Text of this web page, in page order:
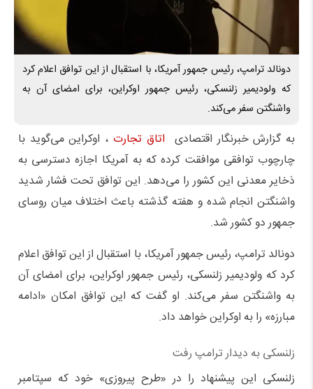
دونالد ترامپ، رئیس جمهور آمریکا، با استقبال از این توافق اعلام کرد
که ولودیمیر زلنسکی،‌ رئیس جمهور اوکراین، برای امضای آن به
واشنگتن سفر می‌کند.
به گزارش خبرنگار اقتصادی اتاق تجارت ، اوکراین می‌گوید با
چارچوب توافقی موافقت کرده که به آمریکا اجازه دسترسی به
ذخایر معدنی این کشور را می‌دهد. این توافق تحت فشار شدید
واشنگتن انجام شده و هفته گذشته باعث اختلاف میان روسای
جمهور دو کشور شد.
دونالد ترامپ، رئیس جمهور آمریکا، با استقبال از این توافق اعلام
کرد که ولودیمیر زلنسکی،‌ رئیس جمهور اوکراین، برای امضای آن
به واشنگتن سفر می‌کند. او گفت که این توافق امکان «ادامه
مبارزه» را به اوکراین خواهد داد.
زلنسکی به دیدار ترامپ رفت
زلنسکی این پیشنهاد را در «طرح پیروزی» خود که سپتامبر